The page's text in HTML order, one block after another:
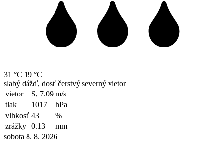
31 °C 19 °C
slabý dážď, dosť čerstvý severný vietor
vietor
S, 7.09 m/s
tlak
1017
hPa
vlhkosť 43
%
zrážky
0.13
mm
sobota 8. 8. 2026